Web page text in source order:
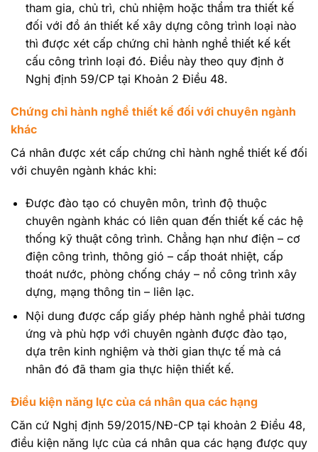
tham gia, chủ trì, chủ nhiệm hoặc thẩm tra thiết kế
đối với đồ án thiết kế xây dựng công trình loại nào
thì được xét cấp chứng chỉ hành nghề thiết kế kết
cấu công trình loại đó. Điều này theo quy định ở
Nghị định 59/CP tại Khoản 2 Điều 48.
Chứng chỉ hành nghề thiết kế đối với chuyên ngành
khác
Cá nhân được xét cấp chứng chỉ hành nghề thiết kế đối
với chuyên ngành khác khi:
Được đào tạo có chuyên môn, trình độ thuộc
chuyên ngành khác có liên quan đến thiết kế các hệ
thống kỹ thuật công trình. Chẳng hạn như điện – cơ
điện công trình, thông gió – cấp thoát nhiệt, cấp
thoát nước, phòng chống cháy – nổ công trình xây
dựng, mạng thông tin – liên lạc.
Nội dung được cấp giấy phép hành nghề phải tương
ứng và phù hợp với chuyên ngành được đào tạo,
dựa trên kinh nghiệm và thời gian thực tế mà cá
nhân đó đã tham gia thực hiện thiết kế.
Điều kiện năng lực của cá nhân qua các hạng
Căn cứ Nghị định 59/2015/NĐ-CP tại khoản 2 Điều 48,
điều kiện năng lực của cá nhân qua các hạng được quy